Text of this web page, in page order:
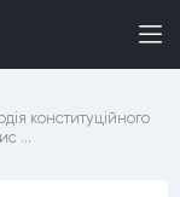
конституційного
…